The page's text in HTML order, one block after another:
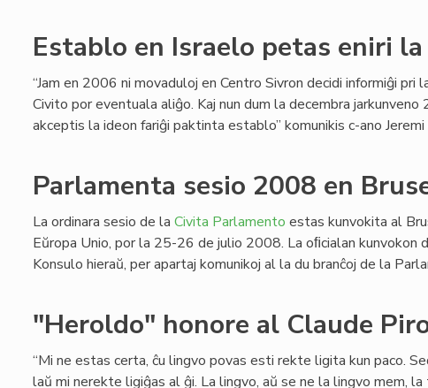
Establo en Israelo petas eniri
“Jam en 2006 ni movaduloj en Centro Sivron decidi informiĝi pri
Civito por eventuala aliĝo. Kaj nun dum la decembra jarkunveno
akceptis la ideon fariĝi paktinta establo” komunikis c-ano
Parlamenta sesio 2008 en
La ordinara sesio de la Civita Parlamento estas kunvokita al
Eŭropa Unio, por la 25-26 de julio 2008. La oﬁcialan kunvokon
Konsulo hieraŭ, per apartaj komunikoj al la du branĉoj de la
"Heroldo" honore al Claude
“Mi ne estas certa, ĉu lingvo povas esti rekte ligita kun paco.
laŭ mi nerekte ligiĝas al ĝi. La lingvo, aŭ se ne la lingvo mem,